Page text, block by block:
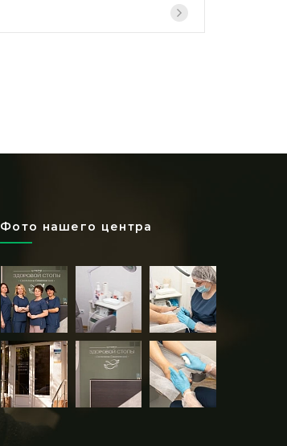
Фото нашего центра